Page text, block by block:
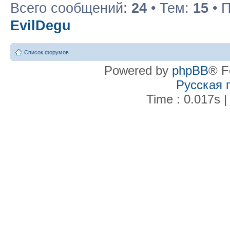
Всего сообщений: 24 • Тем: 15 •
EvilDegu
Список форумов
Powered by phpBB®
Русская
Time : 0.017s